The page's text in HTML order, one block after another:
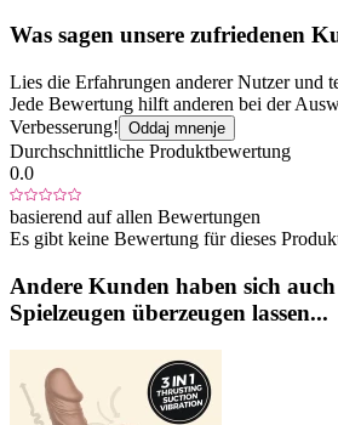
Was sagen unsere zufriedenen
Lies die Erfahrungen anderer Nutzer und
Jede Bewertung hilft anderen bei der
Verbesserung! Oddaj mnenje
Durchschnittliche Produktbewertung
0.0
basierend auf allen Bewertungen
Es gibt keine Bewertung für dieses
Andere Kunden haben sich
Spielzeugen überzeugen lassen...